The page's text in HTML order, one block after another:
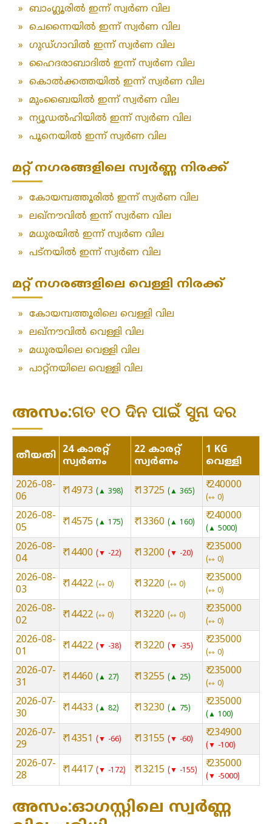
» ബാംഗ്ലൂരിൽ ഇന്ന് സ്വർണ വില
» ചെന്നൈയിൽ ഇന്ന് സ്വർണ വില
» ഗുഡ്ഗാവിൽ ഇന്ന് സ്വർണ വില
» ഹൈദരാബാദിൽ ഇന്ന് സ്വർണ വില
» കൊൽക്കത്തയിൽ ഇന്ന് സ്വർണ വില
» മുംബൈയിൽ ഇന്ന് സ്വർണ വില
» ന്യൂഡൽഹിയിൽ ഇന്ന് സ്വർണ വില
» പൂനെയിൽ ഇന്ന് സ്വർണ വില
മറ്റ് നഗരങ്ങളിലെ സ്വർണ്ണ നിരക്ക്
» കോയമ്പത്തൂരിൽ ഇന്ന് സ്വർണ വില
» ലഖ്‌നൗവിൽ ഇന്ന് സ്വർണ വില
» മധുരയിൽ ഇന്ന് സ്വർണ വില
» പട്‌നയിൽ ഇന്ന് സ്വർണ വില
മറ്റ് നഗരങ്ങളിലെ വെള്ളി നിരക്ക്
» കോയമ്പത്തൂരിലെ വെള്ളി വില
» ലഖ്‌നൗവിൽ വെള്ളി വില
» മധുരയിലെ വെള്ളി വില
» പാറ്റ്നയിലെ വെള്ളി വില
അസം:ଗତ ୧୦ ଦିନ ପାଇଁ ସୁନା ଦର
തീയതി 24 കാരറ്റ്
സ്വർണം
22 കാരറ്റ്
സ്വർണം
1 KG
വെള്ളി
2026-08-
06
₹ 14973 ▲ 398 ₹ 13725 ▲ 365
₹ 240000
⇿ 0
2026-08-
05
₹ 14575 ▲ 175 ₹ 13360 ▲ 160
₹ 240000
▲ 5000
2026-08-
04
₹ 14400 ▼ -22 ₹ 13200 ▼ -20
₹ 235000
⇿ 0
2026-08-
03
₹ 14422 ⇿ 0 ₹ 13220 ⇿ 0
₹ 235000
⇿ 0
2026-08-
02
₹ 14422 ⇿ 0 ₹ 13220 ⇿ 0
₹ 235000
⇿ 0
2026-08-
01
₹ 14422 ▼ -38 ₹ 13220 ▼ -35
₹ 235000
⇿ 0
2026-07-
31
₹ 14460 ▲ 27 ₹ 13255 ▲ 25
₹ 235000
⇿ 0
2026-07-
30
₹ 14433 ▲ 82 ₹ 13230 ▲ 75
₹ 235000
▲ 100
2026-07-
29
₹ 14351 ▼ -66 ₹ 13155 ▼ -60
₹ 234900
▼ -100
2026-07-
28
₹ 14417 ▼ -172 ₹ 13215 ▼ -155
₹ 235000
▼ -5000
അസം:ഓഗസ്റ്റിലെ സ്വർണ്ണ